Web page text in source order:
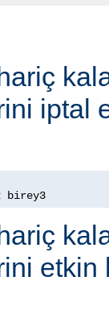
iptal
birey3
etkin